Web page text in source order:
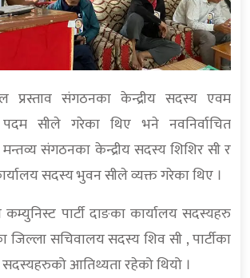
प्रस्ताव संगठनका केन्द्रीय सदस्य एवम
पदम सीले गरेका थिए भने नवनिर्वाचित
संगठनका केन्द्रीय सदस्य शिशिर सी र
सदस्य भुवन सीले व्यक्त गरेका थिए ।
कम्युनिस्ट पार्टी दाङका कार्यालय सदस्यहरु
जिल्ला सचिवालय सदस्य शिव सी , पार्टीका
आतिथ्यता रहेको थियो ।